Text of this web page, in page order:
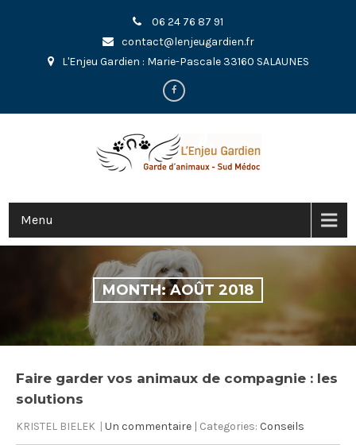
06 24 76 87 91
contact@lenjeugardien.fr
L'Enjeu Gardien : Marie-Pascale 33160 SALAUNES
Menu
MONTH:AOÛT 2018
Faire garder vos animaux de compagnie : les
solutions
KRISTEL BIELEK | Un commentaire | Categories: Conseils